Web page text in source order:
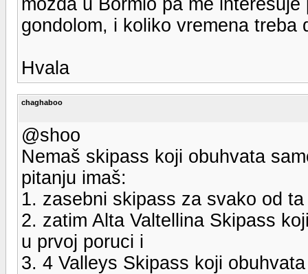
gondolom, i koliko vremena treba
Hvala
chaghaboo
@shoo
Nemaš skipass koji obuhvata
pitanju imaš:
1. zasebni skipass za svako od
2. zatim Alta Valtellina Skipass
u prvoj poruci i
3. 4 Valleys Skipass koji